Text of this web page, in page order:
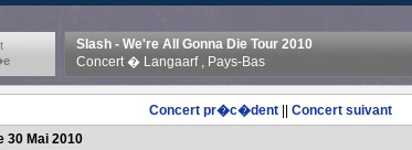
Slash - We're All Gonna Die Tour 2010
Concert � Langaarf , Pays-Bas
Concert pr�c�dent
Concert suivant
30 Mai 2010